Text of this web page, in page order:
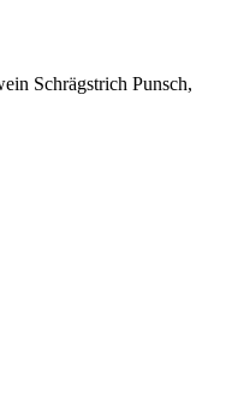
Schrägstrich Punsch,